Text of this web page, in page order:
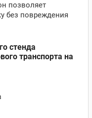
позволяет
без повреждения
стенда
транспорта на